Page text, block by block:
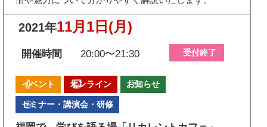
2021年11月1日 (月)
開催時間 20:00〜21:30 受付終了
イベント オンライン お知らせ
セミナー・講演会・研修